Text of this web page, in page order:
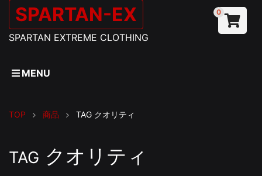
SPARTAN-EX
SPARTAN EXTREME CLOTHING
0
MENU
TOP 商品 TAG クオリティ
TAG クオリティ